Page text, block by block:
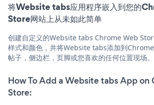
将Website tabs应用程序嵌入到您的
Store网站上从未如此简单
创建自定义的Website tabs Chrome Web
样式和颜色，并将Website tabs添加到
帖子，侧边栏，页脚或您喜欢的任何位置现场。
How To Add a Website tabs App on
Store: